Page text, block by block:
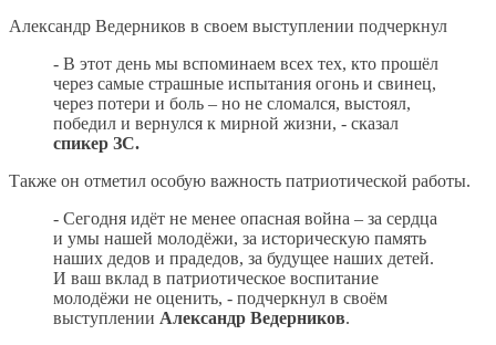
Александр Ведерников в своем выступлении подчеркнул
- В этот день мы вспоминаем всех тех, кто прошёл
через самые страшные испытания огонь и свинец,
через потери и боль – но не сломался, выстоял,
победил и вернулся к мирной жизни, - сказал
спикер ЗС.
Также он отметил особую важность патриотической работы.
- Сегодня идёт не менее опасная война – за сердца
и умы нашей молодёжи, за историческую память
наших дедов и прадедов, за будущее наших детей.
И ваш вклад в патриотическое воспитание
молодёжи не оценить, - подчеркнул в своём
выступлении Александр Ведерников.